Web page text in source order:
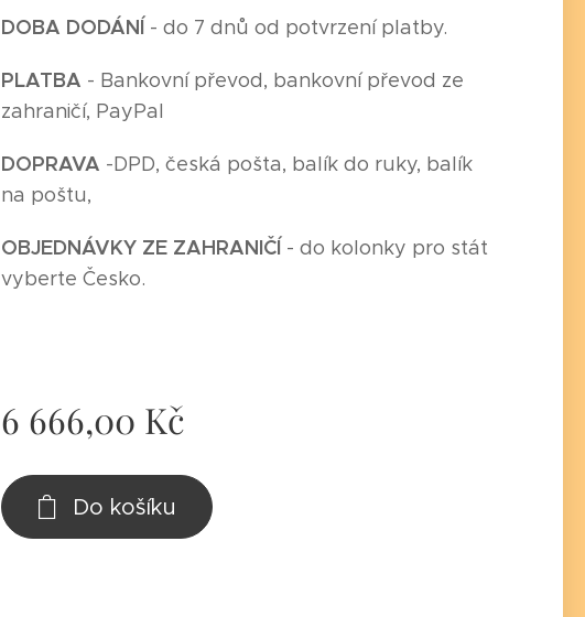
DOBA DODÁNÍ - do 7 dnů od potvrzení platby.
PLATBA - Bankovní převod, bankovní převod ze
zahraničí, PayPal
DOPRAVA -DPD, česká pošta, balík do ruky, balík
na poštu,
OBJEDNÁVKY ZE ZAHRANIČÍ - do kolonky pro stát
vyberte Česko.
6 666,00 Kč
Do košíku